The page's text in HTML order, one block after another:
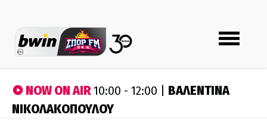
Toggle
navigation
NOW ON AIR10:00 - 12:00 | ΒΑΛΕΝΤΙΝΑ
ΝΙΚΟΛΑΚΟΠΟΥΛΟΥ